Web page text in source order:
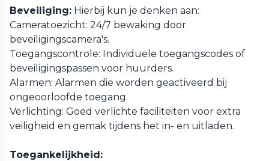
Beveiliging: Hierbij kun je denken aan:
Cameratoezicht: 24/7 bewaking door
beveiligingscamera's.
Toegangscontrole: Individuele toegangscodes of
beveiligingspassen voor huurders.
Alarmen: Alarmen die worden geactiveerd bij
ongeoorloofde toegang.
Verlichting: Goed verlichte faciliteiten voor extra
veiligheid en gemak tijdens het in- en uitladen.
Toegankelijkheid: